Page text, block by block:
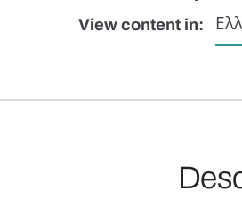
View content in: